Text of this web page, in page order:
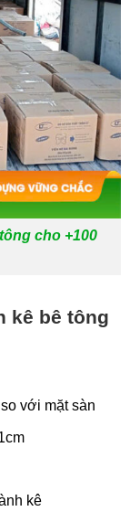
cho +100
kê bê tông
với mặt sàn
kê